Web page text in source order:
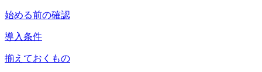
始める前の確認
導入条件
揃えておくもの